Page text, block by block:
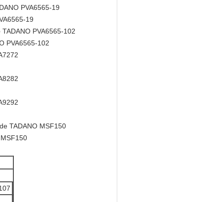
PVA6565-19
19
PVA6565-102
PVA6565-102
TADANO MSF150